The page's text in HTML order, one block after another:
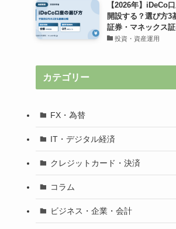
【2026年】iDeCo
開設する？選び方3
証券・マネックス
投資・資産運用
カテゴリー
FX・為替
IT・デジタル経済
クレジットカード・決済
コラム
ビジネス・企業・会計